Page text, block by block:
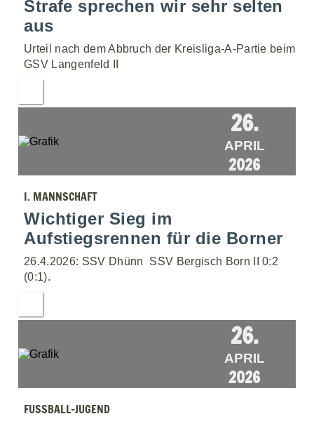
Strafe sprechen wir sehr selten
aus
Urteil nach dem Abbruch der Kreisliga-A-Partie beim
GSV Langenfeld II
26.
APRIL
2026
I. MANNSCHAFT
Wichtiger Sieg im
Aufstiegsrennen für die Borner
26.4.2026: SSV Dhünn  SSV Bergisch Born II 0:2
(0:1).
26.
APRIL
2026
FUSSBALL-JUGEND